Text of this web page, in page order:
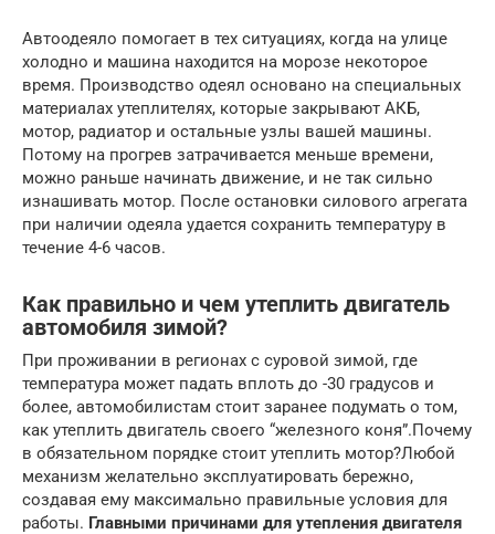
Автоодеяло помогает в тех ситуациях, когда на улице
холодно и машина находится на морозе некоторое
время. Производство одеял основано на специальных
материалах утеплителях, которые закрывают АКБ,
мотор, радиатор и остальные узлы вашей машины.
Потому на прогрев затрачивается меньше времени,
можно раньше начинать движение, и не так сильно
изнашивать мотор. После остановки силового агрегата
при наличии одеяла удается сохранить температуру в
течение 4-6 часов.
Как правильно и чем утеплить двигатель
автомобиля зимой?
При проживании в регионах с суровой зимой, где
температура может падать вплоть до -30 градусов и
более, автомобилистам стоит заранее подумать о том,
как утеплить двигатель своего “железного коня”.Почему
в обязательном порядке стоит утеплить мотор?Любой
механизм желательно эксплуатировать бережно,
создавая ему максимально правильные условия для
работы. Главными причинами для утепления двигателя